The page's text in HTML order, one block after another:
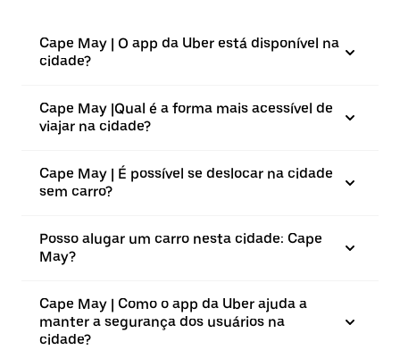
Cape May | O app da Uber está disponível na
cidade?
Cape May |⁠Qual é a forma mais acessível de
viajar na cidade?
Cape May | É possível se deslocar na cidade
sem carro?
Posso alugar um carro nesta cidade: Cape
May?
Cape May | Como o app da Uber ajuda a
manter a segurança dos usuários na
cidade?